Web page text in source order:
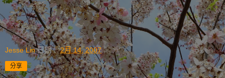
Jesse Lin 日期：2月 14, 2007
分享